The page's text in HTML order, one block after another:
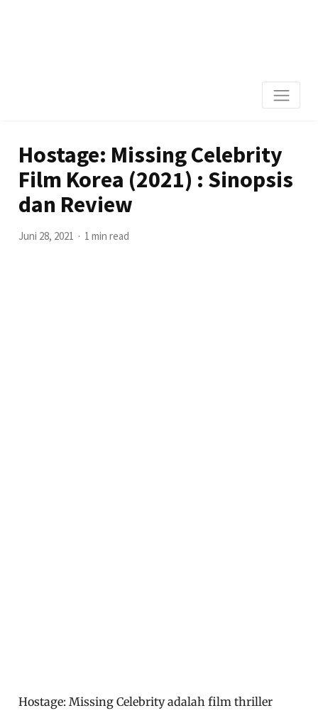
Hostage: Missing Celebrity
Film Korea (2021) : Sinopsis
dan Review
Juni 28, 2021 1 min read
Hostage: Missing Celebrity adalah film thriller